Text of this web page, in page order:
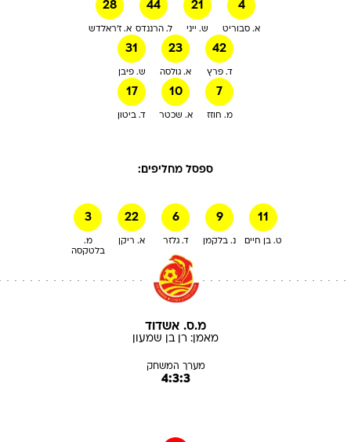
28
א. ז'ראלדש
44
ל. הרננדס
21
ש. ייני
4
א. סבוריט
31
ש. פיבן
23
א. גולסה
42
ד. פרץ
17
ד. ביטון
10
א. שכטר
7
מ. חוזז
ספסל מחליפים:
3
מ.
בלטקסה
22
א. ריקן
6
ד. גלזר
9
נ. בלקמן
11
ט. בן חיים
מ.ס. אשדוד
מאמן: רן בן שמעון
מערך המשחק
4:3:3